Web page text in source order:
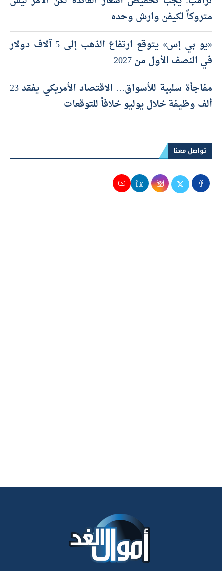
متروكاً لكيفن وارش وحده
«يو بي إس» يتوقع ارتفاع الذهب إلى 5 آلاف دولار
في النصف الأول من 2027
مفاجأة سلبية للأسواق… الاقتصاد الأمريكي يفقد 23
ألف وظيفة خلال يوليو خلافاً للتوقعات
تواصل معنا